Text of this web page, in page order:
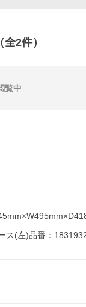
全2件）
覧中
ス(左)品番：